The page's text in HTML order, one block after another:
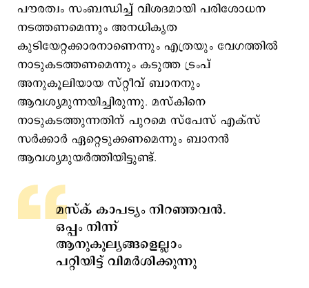
പൗരത്വം സംബന്ധിച്ച് വിശദമായി പരിശോധന
നടത്തണമെന്നും അനധികൃത
കുടിയേറ്റക്കാരനാണെന്നും എത്രയും വേഗത്തില്‍
നാടുകടത്തണമെന്നും കടുത്ത ട്രംപ്
അനുകൂലിയായ സ്റ്റീവ് ബാനനും
ആവശ്യമുന്നയിച്ചിരുന്നു. മസ്കിനെ
നാടുകടത്തുന്നതിന് പുറമെ സ്പേസ് എക്സ്
സര്‍ക്കാര്‍ ഏറ്റെടുക്കണമെന്നും ബാനന്‍
ആവശ്യമുയര്‍ത്തിയിട്ടുണ്ട്.
മസ്ക് കാപട്യം നിറഞ്ഞവന്‍.
ഒപ്പം നിന്ന്
ആനുകൂല്യങ്ങളെല്ലാം
പറ്റിയിട്ട് വിമര്‍ശിക്കുന്നു